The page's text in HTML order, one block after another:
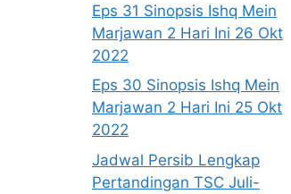
Eps 31 Sinopsis Ishq Mein
Marjawan 2 Hari Ini 26 Okt
2022
Eps 30 Sinopsis Ishq Mein
Marjawan 2 Hari Ini 25 Okt
2022
Jadwal Persib Lengkap
Pertandingan TSC Juli-